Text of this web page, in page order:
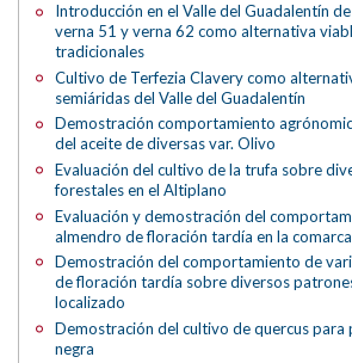
Introducción en el Valle del Guadalentín
verna 51 y verna 62 como alternativa
tradicionales
Cultivo de Terfezia Clavery como
semiáridas del Valle del Guadalentín
Demostración comportamiento
del aceite de diversas var. Olivo
Evaluación del cultivo de la trufa sobre
forestales en el Altiplano
Evaluación y demostración del
almendro de floración tardía en la
Demostración del comportamiento de
de floración tardía sobre diversos
localizado
Demostración del cultivo de quercus para
negra